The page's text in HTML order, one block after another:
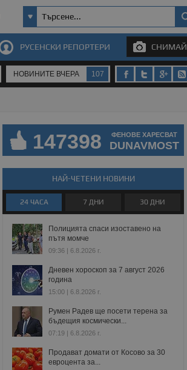
РУСЕНСКИ РЕПОРТЕРИ СНИМАЙ
НОВИНИТЕ ВЧЕРА 107
147398 ФЕНОВЕ ХАРЕСВАТ
DUNAVMOST
НАЙ-ЧЕТЕНИ НОВИНИ
24 ЧАСА 7 ДНИ 30 ДНИ
Полицията спаси изоставено на
пътя момче
09:36 | 6.8.2026 г.
Дневен хороскоп за 7 август 2026
година
15:00 | 6.8.2026 г.
Румен Радев ще посети терена за
бъдещия космически...
07:19 | 6.8.2026 г.
Продават домати от Косово за 30
евроцента за...